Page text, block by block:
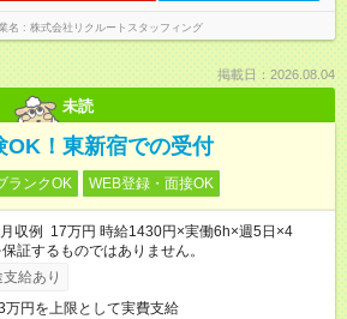
名 株式会社リクルートスタッフィング
掲載日：2026.08.04
未読
OK！東新宿での受付
ランクOK WEB登録・面接OK
収例 17万円 時給1430円×実働6h×週5日×4
証するものではありません。
給あり
万円を上限として実費支給